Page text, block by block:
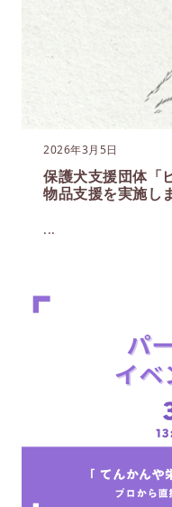
2026年3月5日
保護犬支援団体「
物品支援を実施し
...